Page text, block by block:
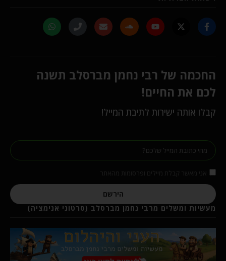
החכמה של רבי נחמן מברסלב תשנה
לכם את החיים!
קבלו אותה ישירות לתיבת המייל!
אני מאשר קבלת מיילים ופרסומות מהאתר
הירשם
מעשיות ומשלים מרבי נחמן מברסלב (סרטוני אנימציה)